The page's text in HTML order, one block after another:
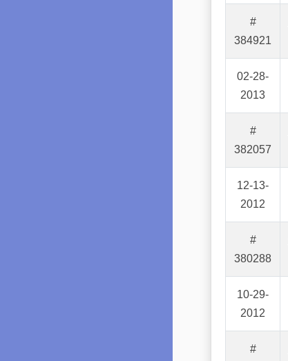
#
384921
02-28-
2013
#
382057
12-13-
2012
#
380288
10-29-
2012
#